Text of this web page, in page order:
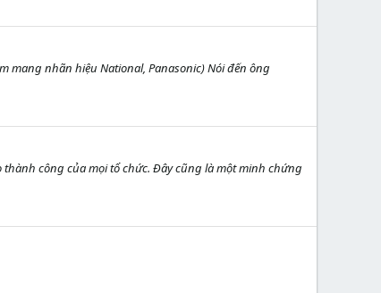
mang nhãn hiệu National, Panasonic) Nói đến ông
công của mọi tổ chức. Đây cũng là một minh chứng